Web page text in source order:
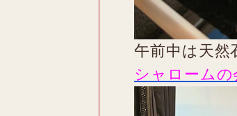
午前中は天然
シャロームの